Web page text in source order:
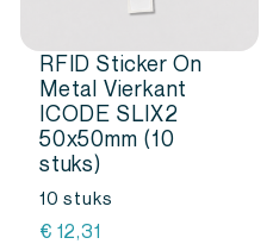
RFID Sticker On
Metal Vierkant
ICODE SLIX2
50x50mm (10
stuks)
10 stuks
€ 12,31